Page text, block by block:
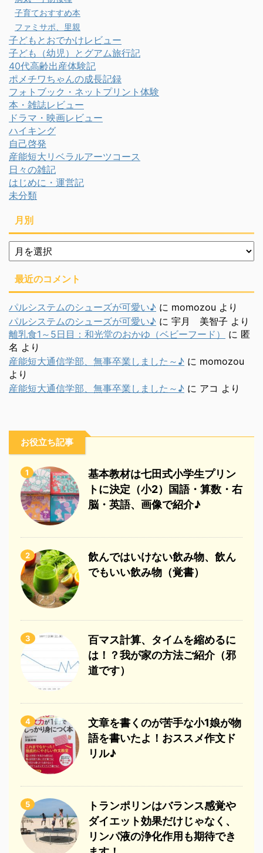
子育ておすすめ本
ファミサポ、里親
子どもとおでかけレビュー
子ども（幼児）とグアム旅行記
40代高齢出産体験記
ポメチワちゃんの成長記録
フォトブック・ネットプリント体験
本・雑誌レビュー
ドラマ・映画レビュー
ハイキング
自己啓発
産能短大リベラルアーツコース
日々の雑記
はじめに・運営記
未分類
月別
月
別
最近のコメント
パルシステムのシューズが可愛い♪ に momozou より
パルシステムのシューズが可愛い♪ に 宇月 美智子 より
離乳食1～5日目：和光堂のおかゆ（ベビーフード）
に 匿
名 より
産能短大通信学部、無事卒業しました～♪ に momozou
より
産能短大通信学部、無事卒業しました～♪ に アコ より
お役立ち記事
1
基本教材は七田式小学生プリン
トに決定（小2）国語・算数・右
脳・英語、画像で紹介♪
2
飲んではいけない飲み物、飲ん
でもいい飲み物（覚書）
3
百マス計算、タイムを縮めるに
は！？我が家の方法ご紹介（邪
道です）
4
文章を書くのが苦手な小1娘が物
語を書いたよ！おススメ作文ド
リル♪
5
トランポリンはバランス感覚や
ダイエット効果だけじゃなく、
リンパ液の浄化作用も期待でき